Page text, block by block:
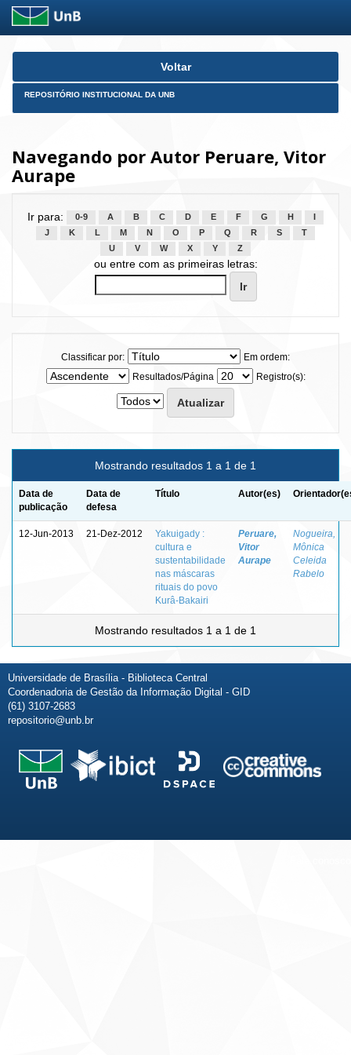
Skip
Voltar
REPOSITÓRIO INSTITUCIONAL DA UNB
Navegando por Autor Peruare, Vitor
Aurape
Ir para: 0-9 A B C D E F G H
J
K L M N O P Q R S
T
U
V W X Y Z
ou entre com as primeiras letras:
Classificar por:
Em ordem:
Resultados/Página
Registro(s):
Mostrando resultados 1 a 1 de 1
Data de
publicação
Data de
defesa
Título Autor(es)
12-Jun-2013 21-Dez-2012
Yakuigady :
cultura e
sustentabilidade
nas máscaras
rituais do povo
Kurâ-Bakairi
Peruare,
Vitor
Aurape
Nogueira,
Mônica
Celeida
Rabelo
Mostrando resultados 1 a 1 de 1
Universidade de Brasília - Biblioteca Central
Coordenadoria de Gestão da Informação Digital - GID
(61) 3107-2683
repositorio@unb.br